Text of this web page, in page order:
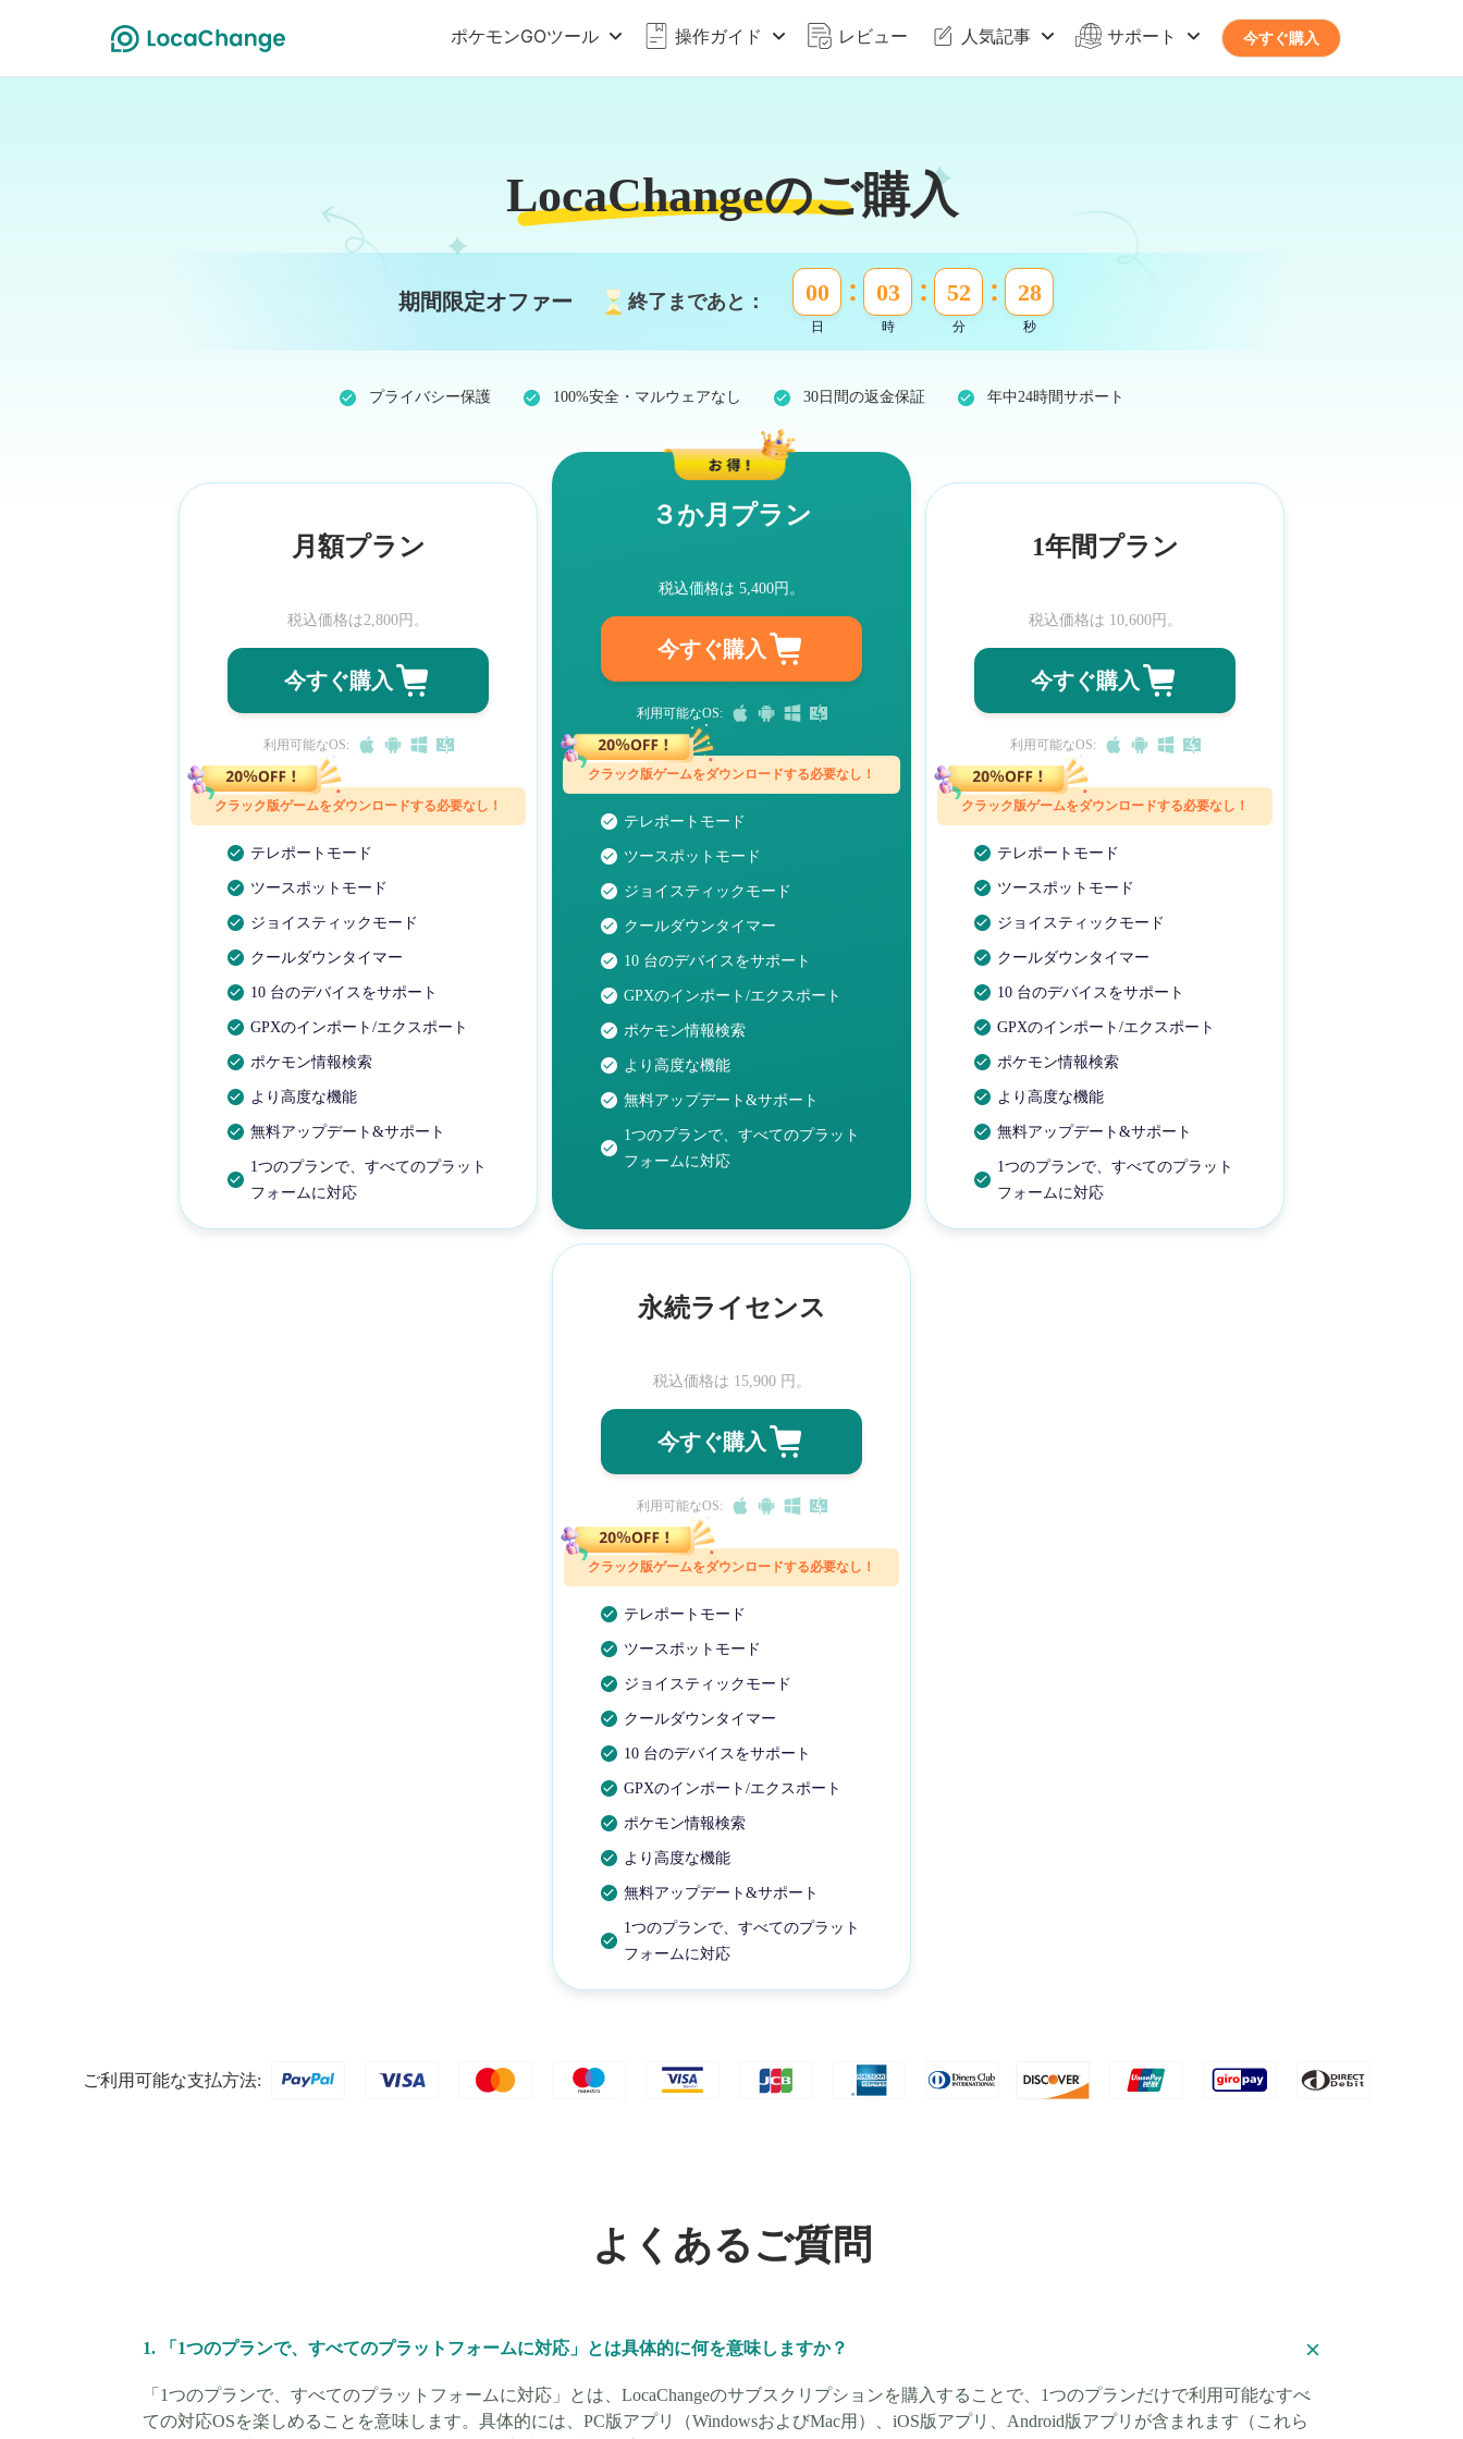
ポケモンGOツール 操作ガイド レビュー 人気記事 サポート 今すぐ購入
LocaChangeのご購入
期間限定オファー 終了まであと： 00
日
03
時
52
分
28
秒
プライバシー保護 100%安全・マルウェアなし 30日間の返金保証 年中24時間サポート
月額プラン
税込価格は2,800円。
今すぐ購入
利用可能なOS:
クラック版ゲームをダウンロードする必要なし！
テレポートモード
ツースポットモード
ジョイスティックモード
クールダウンタイマー
10 台のデバイスをサポート
GPXのインポート/エクスポート
ポケモン情報検索
より高度な機能
無料アップデート&サポート
1つのプランで、すべてのプラット
フォームに対応
３か月プラン
税込価格は 5,400円。
今すぐ購入
利用可能なOS:
クラック版ゲームをダウンロードする必要なし！
テレポートモード
ツースポットモード
ジョイスティックモード
クールダウンタイマー
10 台のデバイスをサポート
GPXのインポート/エクスポート
ポケモン情報検索
より高度な機能
無料アップデート&サポート
1つのプランで、すべてのプラット
フォームに対応
1年間プラン
税込価格は 10,600円。
今すぐ購入
利用可能なOS:
クラック版ゲームをダウンロードする必要なし！
テレポートモード
ツースポットモード
ジョイスティックモード
クールダウンタイマー
10 台のデバイスをサポート
GPXのインポート/エクスポート
ポケモン情報検索
より高度な機能
無料アップデート&サポート
1つのプランで、すべてのプラット
フォームに対応
永続ライセンス
税込価格は 15,900円。
今すぐ購入
利用可能なOS:
クラック版ゲームをダウンロードする必要なし！
テレポートモード
ツースポットモード
ジョイスティックモード
クールダウンタイマー
10 台のデバイスをサポート
GPXのインポート/エクスポート
ポケモン情報検索
より高度な機能
無料アップデート&サポート
1つのプランで、すべてのプラット
フォームに対応
ご利用可能な支払方法:
よくあるご質問
1. 「1つのプランで、すべてのプラットフォームに対応」とは具体的に何を意味しますか？
「1つのプランで、すべてのプラットフォームに対応」とは、LocaChangeのサブスクリプションを購入することで、1つのプランだけで利用可能なすべ
ての対応OSを楽しめることを意味します。具体的には、PC版アプリ（WindowsおよびMac用）、iOS版アプリ、Android版アプリが含まれます（これら